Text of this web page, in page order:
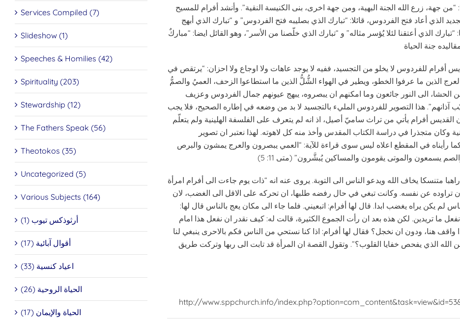
جهة، زرع الله الجنة البهية، ومن جهة اخرى، بنى الكنيسة النقية”. وأنشد أفرام للمسيح
الذي أعاد فتح الفردوس، قائلا: “تبارك الذي بصليبه فتح الفردوس” و “تبارك الذي أبهج
“تبارك الذي أعتقنا لئلا يُؤسر مثاله” و “تبارك الذي خلّصنا من الأسر”، وهو القائل ايضا: “مباركٌ
أفرام للفردوس لا يخلو من التجسيد، ففيه لا يوجد عاهات ولا اوجاع ولا احزان: “يرتقص في
الذين ما عرفوا الخطو، ويطير في الهواء الشُّلُّ الذين ما استطاعوا الزحف، العميُ والصمُّ
الحشا، الى النور جائعون وما امكنهم ان يبصروه، يبهج عيونهم جمال الفردوس وعزيف
آذانهم”. هذا التصوير للفردوس المليء بالتجسيد لا بد من وضعه في إطاره الصحيح، فلا يجب
القديس أفرام يأتي من تراث ساميّ أصيل، اذ انه لم يتعرف على الفلسفة الهلينية ولم يتعلّم
وكان متجذرا في دراسة الكتاب المقدس وأخذ منه كل لاهوته. لهذا نعتبر ان تصوير
رأيناه في المقطع اعلاه ليس سوى قراءة للآية: “العمي يبصرون والعرج يمشون والبرص
متنسكا يخاف الله ويدعو الناس الى التوبة. يروى عنه انه “ذات يوم جاءت الى أفرام امرأة
ان تراوده عن نفسه. وكانت تبغي في حال رفضه طلبها، ان تحركه على الاقل الى الغضب، لان
لم يكن يراه يغضب ابدا. قال لها أفرام: اتبعيني. فلما جاء الى مكان يعج بالناس قال لها:
ما تريدين. لكن هذه بعد ان رأت الجموع الكثيرة، قالت له: كيف نقدر ان نفعل هذا امام
واقف هنا، ودون ان نخجل؟ فقال لها أفرام: اذا كنا نستحي من الناس فكم بالاحرى ينبغي لنا
الله الذي يفحص خفايا القلوب؟”. وتقول القصة ان المرأة قد تابت الى ربها وتركت طريق
http://www.sppchurch.info/
Services Compiled (7)
Slideshow (1)
Speeches & Homilies (42)
Spirituality (203)
Stewardship (12)
The Fathers Speak (56)
Theotokos (35)
Uncategorized (5)
Various Subjects (164)
أرثوذكس تيوب (1)
أقوال آبائية (17)
اعياد كنسية (33)
الحياة الروحية (26)
الحياة والإيمان (17)